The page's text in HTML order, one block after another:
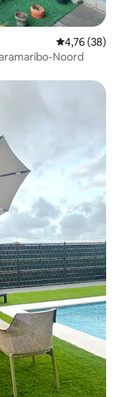
4,76 de uma
4,76 (38)
Noord